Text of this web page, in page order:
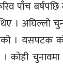
पाँच
। अघिल्लो
। यसपटक
चुनावमा